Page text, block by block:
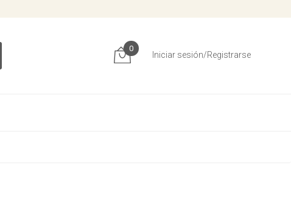
0
Iniciar sesión/Registrarse